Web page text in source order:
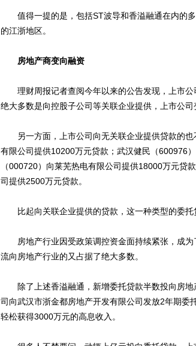
值得一提的是，包括ST波导和香溢融通在内的多
的江浙地区。
房地产商变向融资
理财周报记者查阅今年以来的公告发现，上市公
绝大多数是向控股子公司等关联企业提供，上市公
另一方面，上市公司向无关联企业提供贷款的也
有限公司提供10200万元贷款；武汉健民（600976
（000720）向莱芜热电有限公司提供18000万元贷
司提供2500万元贷款。
比起向关联企业提供的贷款，这一种类型的委托
房地产行业因受政策调控资金面持续紧张，成为
流向房地产行业的又占据了绝大多数。
除了上述香溢融通，新增委托贷款半数投向房地
司向武汉市浙金都房地产开发有限公司发放2年期
轻松获得3000万元的高息收入。